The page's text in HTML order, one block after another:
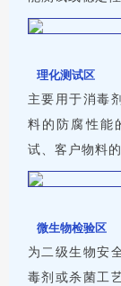
理化测试区
主要用于消毒
料的防腐性能
试、客户物料
微生物检验区
为二级生物安
毒剂或杀菌工